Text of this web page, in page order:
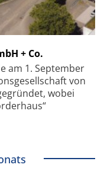
+ Co.
am 1. September
von
wobei